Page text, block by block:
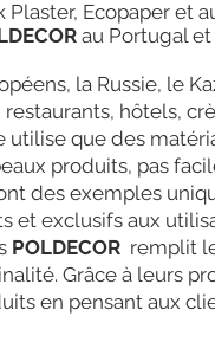
Ecopaper et
au Portugal et
la Russie, le
hôtels,
utilise que des
produits, pas
des exemples
et exclusifs aux
POLDECOR remplit
Grâce à leurs
en pensant aux